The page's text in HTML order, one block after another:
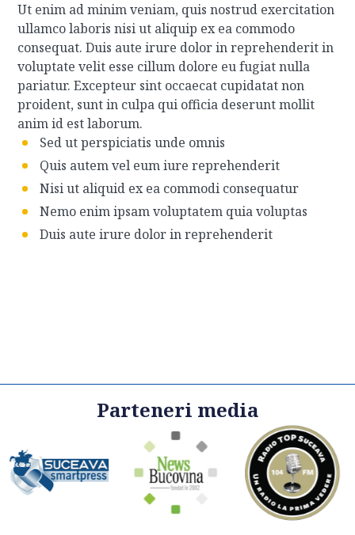
Ut enim ad minim veniam, quis nostrud exercitation
ullamco laboris nisi ut aliquip ex ea commodo
consequat. Duis aute irure dolor in reprehenderit in
voluptate velit esse cillum dolore eu fugiat nulla
pariatur. Excepteur sint occaecat cupidatat non
proident, sunt in culpa qui officia deserunt mollit
anim id est laborum.
Sed ut perspiciatis unde omnis
Quis autem vel eum iure reprehenderit
Nisi ut aliquid ex ea commodi consequatur
Nemo enim ipsam voluptatem quia voluptas
Duis aute irure dolor in reprehenderit
Parteneri media